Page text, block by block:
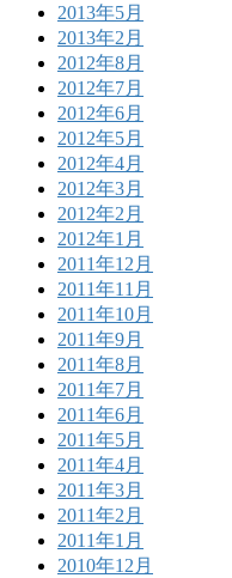
2013年5月
2013年2月
2012年8月
2012年7月
2012年6月
2012年5月
2012年4月
2012年3月
2012年2月
2012年1月
2011年12月
2011年11月
2011年10月
2011年9月
2011年8月
2011年7月
2011年6月
2011年5月
2011年4月
2011年3月
2011年2月
2011年1月
2010年12月